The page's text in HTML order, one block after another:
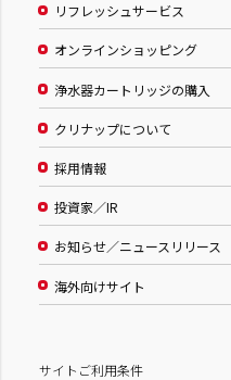
リフレッシュサービス
オンラインショッピング
浄水器カートリッジの購入
クリナップについて
採用情報
投資家／IR
お知らせ／ニュースリリース
海外向けサイト
サイトご利用条件